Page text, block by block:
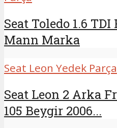
Seat Toledo 1.6
Mann Marka
Seat Leon Yedek Parça
Seat Leon 2 Arka
105 Beygir 2006...